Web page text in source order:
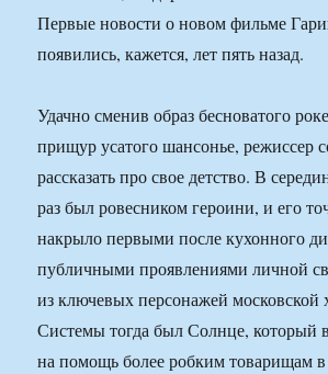
Первые новости о новом фильме
появились, кажется, лет пять назад.
Удачно сменив образ бесноватого
прищур усатого шансонье, режиссер
рассказать про свое детство. В
раз был ровесником героини, и его
накрыло первыми после кухонного
публичными проявлениями личной
из ключевых персонажей московской
Системы тогда был Солнце, который
на помощь более робким товарищам в